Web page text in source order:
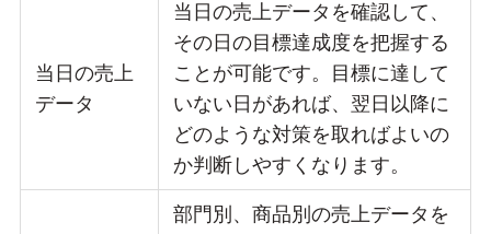
当日の売上
データ
当日の売上データを確認して、
その日の目標達成度を把握する
ことが可能です。目標に達して
いない日があれば、翌日以降に
どのような対策を取ればよいの
か判断しやすくなります。
部門別、商品別の売上データを